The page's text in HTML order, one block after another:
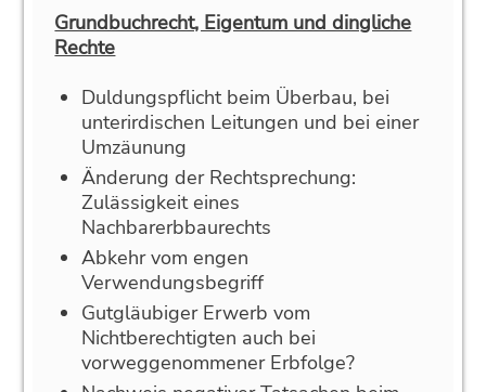
Grundbuchrecht, Eigentum und dingliche
Rechte
Duldungspflicht beim Überbau, bei
unterirdischen Leitungen und bei einer
Umzäunung
Änderung der Rechtsprechung:
Zulässigkeit eines
Nachbarerbbaurechts
Abkehr vom engen
Verwendungsbegriff
Gutgläubiger Erwerb vom
Nichtberechtigten auch bei
vorweggenommener Erbfolge?